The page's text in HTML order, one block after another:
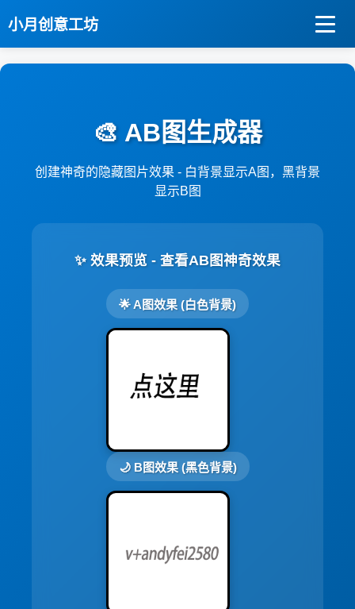
小月创意工坊
🎨 AB图生成器
创建神奇的隐藏图片效果 - 白背景显示A图，黑背景
显示B图
✨ 效果预览 - 查看AB图神奇效果
🌟 A图效果 (白色背景)
🌙 B图效果 (黑色背景)